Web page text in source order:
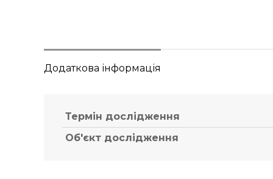
Додаткова інформація
Термін дослідження
Об'єкт дослідження